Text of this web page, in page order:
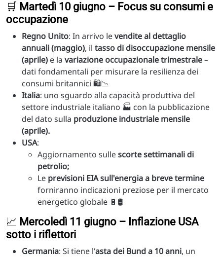
🛒 Martedì 10 giugno – Focus su consumi e
occupazione
Regno Unito: In arrivo levendite al dettaglio
annuali (maggio), il tasso di disoccupazione mensile
(aprile) e la variazione occupazionale trimestrale–
dati fondamentali per misurare la resilienza dei
consumi britannici 🛍️📉
Italia: uno sguardo alla capacità produttiva del
settore industriale italiano 🏭 con la pubblicazione
del dato sulla produzione industriale mensile
(aprile).
USA:
Aggiornamento sullescorte settimanali di
petrolio;
Le previsioni EIA sull'energia a breve termine
forniranno indicazioni preziose per il mercato
energetico globale 🔋🛢️
📈 Mercoledì 11 giugno – Inflazione USA
sotto i riflettori
Germania: Si tiene l’asta dei Bund a 10 anni, un